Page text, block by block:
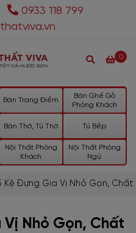
0933 118 799
0
Bàn Trang Điểm
Bàn Ghế Gỗ
Phòng Khách
Bàn Thờ, Tủ Thờ Tủ Bếp
Nội Thất Phòng
Khách
Nội Thất Phòng
Ngủ
Kệ Đựng Gia Vị Nhỏ Gọn,
Nhỏ Gọn, Chất